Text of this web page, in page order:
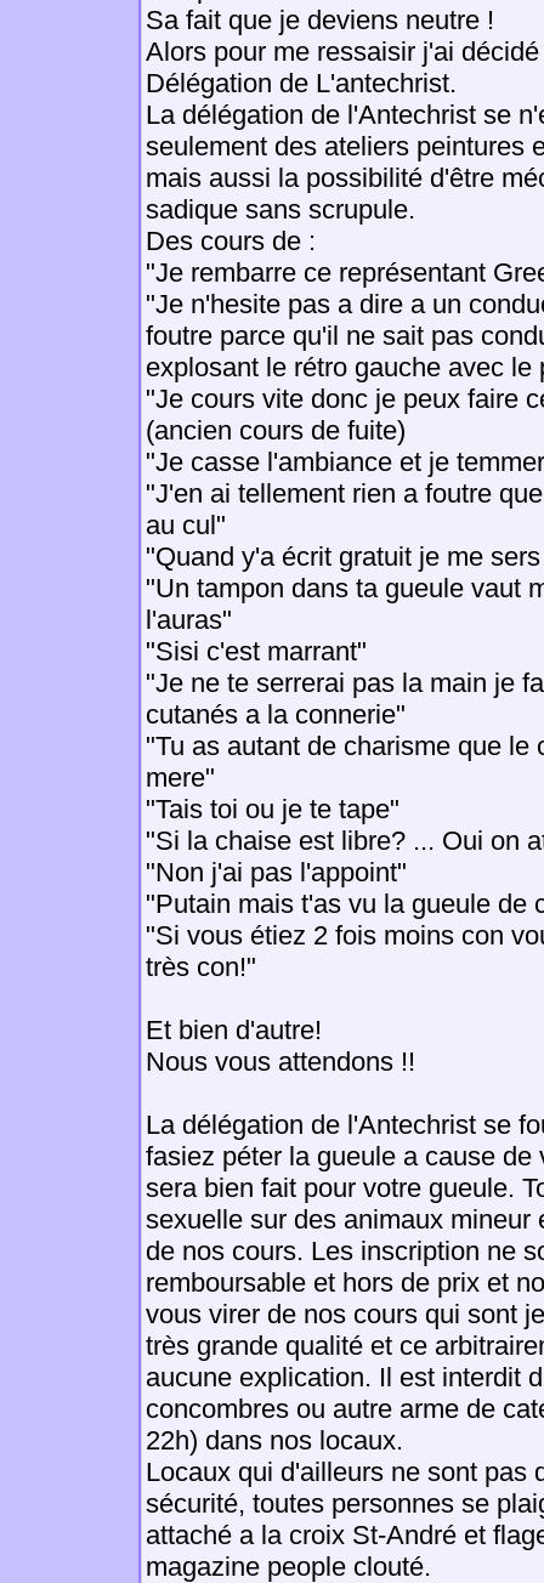
Sa fait que je deviens neutre !
Alors pour me ressaisir j'ai
Délégation de L'antechrist.
La délégation de l'Antechrist se
seulement des ateliers peintures
mais aussi la possibilité d'être
sadique sans scrupule.
Des cours de :
"Je rembarre ce représentant
"Je n'hesite pas a dire a un
foutre parce qu'il ne sait pas
explosant le rétro gauche avec le
"Je cours vite donc je peux faire
(ancien cours de fuite)
"Je casse l'ambiance et je
"J'en ai tellement rien a foutre
au cul"
"Quand y'a écrit gratuit je me
"Un tampon dans ta gueule vaut
l'auras"
"Sisi c'est marrant"
"Je ne te serrerai pas la main je
cutanés a la connerie"
"Tu as autant de charisme que le
mere"
"Tais toi ou je te tape"
"Si la chaise est libre? ... Oui on
"Non j'ai pas l'appoint"
"Putain mais t'as vu la gueule de
"Si vous étiez 2 fois moins con
très con!"
Et bien d'autre!
Nous vous attendons !!
La délégation de l'Antechrist se
fasiez péter la gueule a cause de
sera bien fait pour votre gueule.
sexuelle sur des animaux mineur
de nos cours. Les inscription ne
remboursable et hors de prix et
vous virer de nos cours qui sont
très grande qualité et ce
aucune explication. Il est interdit
concombres ou autre arme de
22h) dans nos locaux.
Locaux qui d'ailleurs ne sont pas
sécurité, toutes personnes se
attaché a la croix St-André et
magazine people clouté.